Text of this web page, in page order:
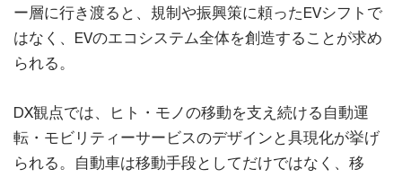
ー層に行き渡ると、規制や振興策に頼ったEVシフトで
はなく、EVのエコシステム全体を創造することが求め
られる。
DX観点では、ヒト・モノの移動を支え続ける自動運
転・モビリティーサービスのデザインと具現化が挙げ
られる。自動車は移動手段としてだけではなく、移